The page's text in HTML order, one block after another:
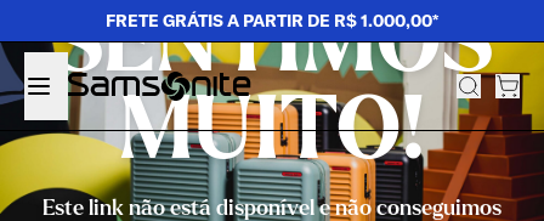
FRETE GRÁTIS A PARTIR DE R$ 1.000,00*
SENTIMOS
MUITO!
Este link não está disponível e não conseguimos